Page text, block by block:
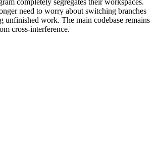
need to worry about switching branches
unfinished work. The main codebase remains
cross-interference.